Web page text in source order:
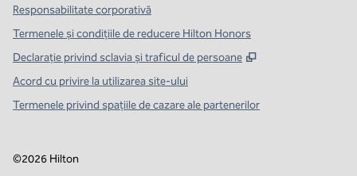
Responsabilitate corporativă
Termenele și condițiile de reducere Hilton Honors
Declarație privind sclavia și traficul de persoane
,
Acord cu privire la utilizarea site-ului
Termenele privind spațiile de cazare ale partenerilor
©2026 Hilton